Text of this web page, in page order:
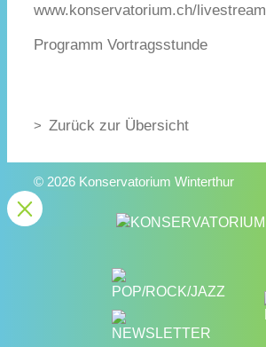
www.konservatorium.ch/livestream
Programm Vortragsstunde
Zurück zur Übersicht
© 2026 Konservatorium Winterthur